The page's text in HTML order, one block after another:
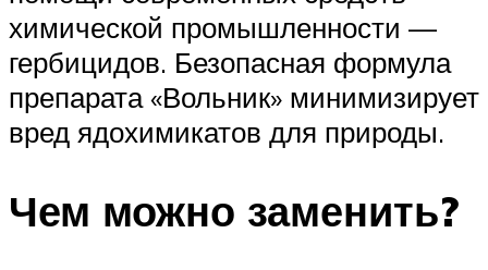
химической промышленности —
гербицидов. Безопасная формула
препарата «Вольник» минимизирует
вред ядохимикатов для природы.
Чем можно заменить?